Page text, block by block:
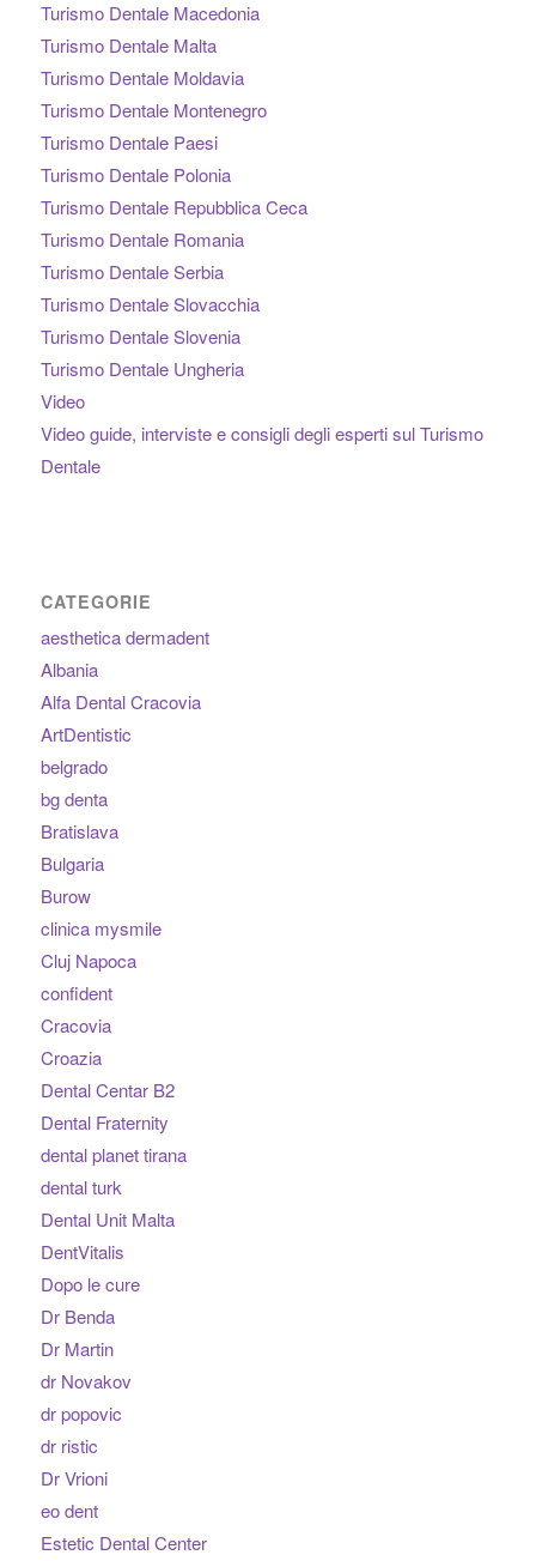
Turismo Dentale Macedonia
Turismo Dentale Malta
Turismo Dentale Moldavia
Turismo Dentale Montenegro
Turismo Dentale Paesi
Turismo Dentale Polonia
Turismo Dentale Repubblica Ceca
Turismo Dentale Romania
Turismo Dentale Serbia
Turismo Dentale Slovacchia
Turismo Dentale Slovenia
Turismo Dentale Ungheria
Video
Video guide, interviste e consigli degli esperti sul Turismo
Dentale
CATEGORIE
aesthetica dermadent
Albania
Alfa Dental Cracovia
ArtDentistic
belgrado
bg denta
Bratislava
Bulgaria
Burow
clinica mysmile
Cluj Napoca
confident
Cracovia
Croazia
Dental Centar B2
Dental Fraternity
dental planet tirana
dental turk
Dental Unit Malta
DentVitalis
Dopo le cure
Dr Benda
Dr Martin
dr Novakov
dr popovic
dr ristic
Dr Vrioni
eo dent
Estetic Dental Center